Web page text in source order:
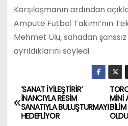
Karşılaşmanın ardından
Ampute Futbol Takımı’nın
Mehmet Ulu, sahadan
ayrıldıklarını söyledi
Y
a
MİNİ
OLDU
‘SANAT İYİLEŞTİRİR’
İNANCIYLA RESİM
SANATIYLA BULUŞTURMAYI
HEDEFLİYOR